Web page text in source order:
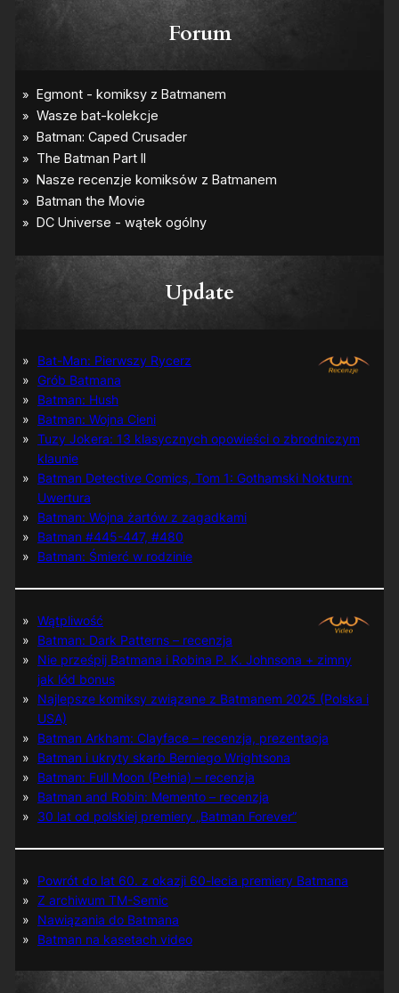
Forum
Update
Bat-Man: Pierwszy Rycerz
Grób Batmana
Batman: Hush
Batman: Wojna Cieni
Tuzy Jokera: 13 klasycznych opowieści o zbrodniczym
klaunie
Batman Detective Comics, Tom 1: Gothamski Nokturn:
Uwertura
Batman: Wojna żartów z zagadkami
Batman #445-447, #480
Batman: Śmierć w rodzinie
Wątpliwość
Batman: Dark Patterns – recenzja
Nie prześpij Batmana i Robina P. K. Johnsona + zimny
jak lód bonus
Najlepsze komiksy związane z Batmanem 2025 (Polska i
USA)
Batman Arkham: Clayface – recenzja, prezentacja
Batman i ukryty skarb Berniego Wrightsona
Batman: Full Moon (Pełnia) – recenzja
Batman and Robin: Memento – recenzja
30 lat od polskiej premiery „Batman Forever”
Powrót do lat 60. z okazji 60-lecia premiery Batmana
Z archiwum TM-Semic
Nawiązania do Batmana
Batman na kasetach video